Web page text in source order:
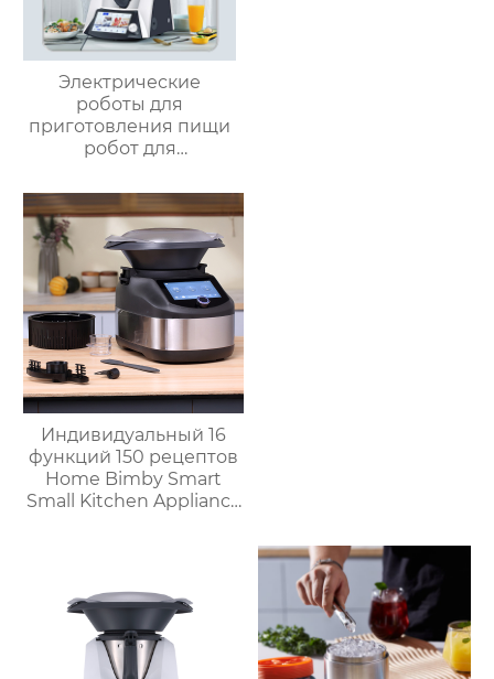
Электрические
роботы для
приготовления пищи
робот для
кухня Китай
высокоскоростной
супница кухонный
комбайн кухонная
техника Термомиксер
Индивидуальный 16
функций 150 рецептов
Home Bimby Smart
Small Kitchen Appliance
Термопроцессор